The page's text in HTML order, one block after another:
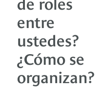
entre
ustedes?
¿Cómo se
organizan?